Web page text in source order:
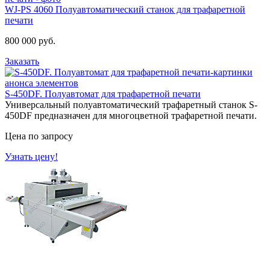
WJ-PS 4060 Полуавтоматический станок для трафаретной
печати
800 000 руб.
Заказать
S-450DF. Полуавтомат для трафаретной печати
Универсальный полуавтоматический трафаретный станок S-
450DF предназначен для многоцветной трафаретной печати.
Цена по запросу
Узнать цену!